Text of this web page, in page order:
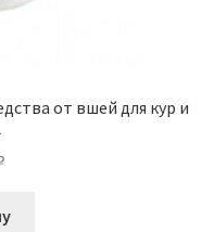
от вшей для кур и